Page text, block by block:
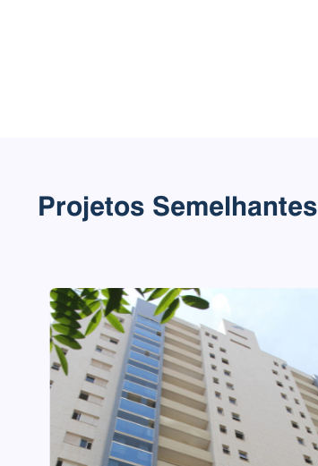
Projetos Semelhantes